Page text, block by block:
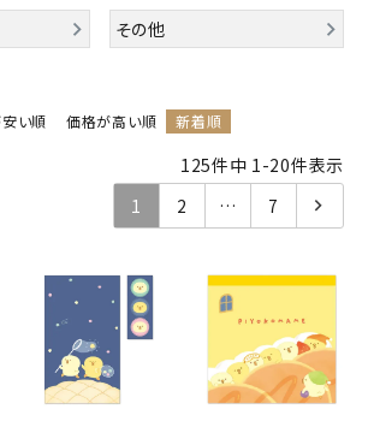
ウサコレフレンズ
その他
い順 価格が高い順 新着順
125件中 1-20件表示
1
2 … 7